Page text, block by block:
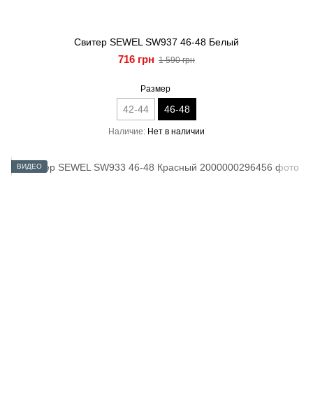
Свитер SEWEL SW937 46-48 Белый
716 грн 1 590 грн
Размер
42-44 46-48
Наличие Нет в наличии
ВИДЕО